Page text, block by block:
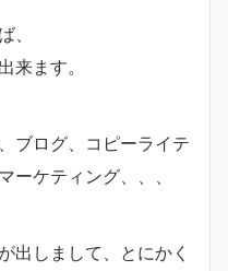
、
来ます。
ブログ、コピーライテ
ーケティング、、、
出しまして、とにかく